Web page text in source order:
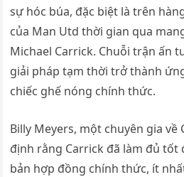
sự hóc búa, đặc biệt là trên
của Man Utd thời gian qua
Michael Carrick. Chuỗi trận ấn
giải pháp tạm thời trở thành
chiếc ghế nóng chính thức.
Billy Meyers, một chuyên gia về
định rằng Carrick đã làm đủ tốt
bản hợp đồng chính thức, ít